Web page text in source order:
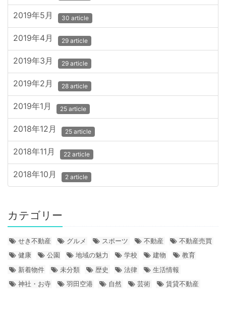
2019年5月 30 article
2019年4月 29 article
2019年3月 29 article
2019年2月 28 article
2019年1月 25 article
2018年12月 25 article
2018年11月 22 article
2018年10月 2 article
カテゴリー
せき不動産 グルメ スポーツ 不動産
不動産売買
健康
公園 地域の魅力 学校 建物
教育
新着物件
未分類 歴史 法律
生活情報
神社・お寺
羽田空港 自然 芸術 賃貸不動産